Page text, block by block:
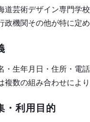
道芸術デザイン専門学
政機関その他が特に定
・生年月日・住所・電
複数の組み合わせによ
・利用目的